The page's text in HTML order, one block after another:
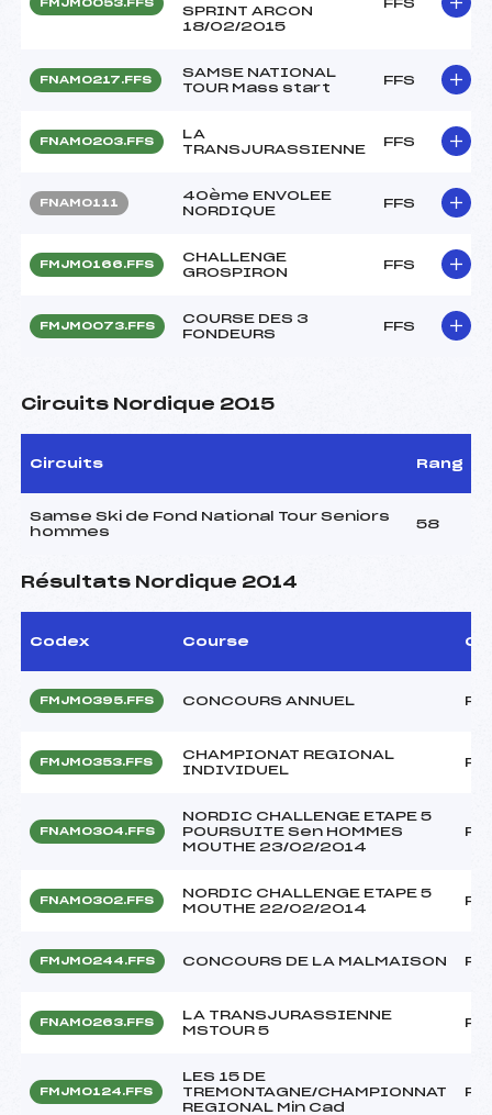
FMJM0053.FFS
SPRINT ARCON
18/02/2015
FFS
FNAM0217.FFS
SAMSE NATIONAL
TOUR Mass start
FFS
FNAM0203.FFS
LA
TRANSJURASSIENNE
FFS
FNAM0111
40ème ENVOLEE
NORDIQUE
FFS
FMJM0166.FFS
CHALLENGE
GROSPIRON
FFS
FMJM0073.FFS
COURSE DES 3
FONDEURS
FFS
Circuits Nordique 2015
Circuits Rang
Samse Ski de Fond National Tour Seniors
hommes
58
Résultats Nordique 2014
Codex Course
FMJM0395.FFS CONCOURS ANNUEL
FMJM0353.FFS
CHAMPIONAT REGIONAL
INDIVIDUEL
FNAM0304.FFS
NORDIC CHALLENGE ETAPE 5
POURSUITE Sen HOMMES
MOUTHE 23/02/2014
FNAM0302.FFS
NORDIC CHALLENGE ETAPE 5
MOUTHE 22/02/2014
FMJM0244.FFS CONCOURS DE LA MALMAISON
FNAM0263.FFS
LA TRANSJURASSIENNE
MSTOUR 5
FMJM0124.FFS
LES 15 DE
TREMONTAGNE/CHAMPIONNAT
REGIONAL Min Cad